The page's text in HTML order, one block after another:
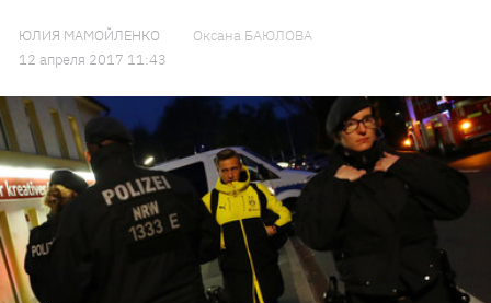
ЮЛИЯ МАМОЙЛЕНКО
Оксана БАЮЛОВА
12 апреля 2017 11:43